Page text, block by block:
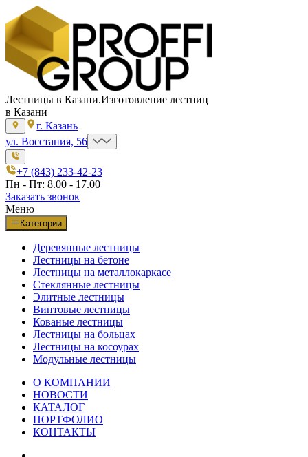
Лестницы в Казани.Изготовление лестниц
в Казани
г. Казань
ул. Восстания, 56
+7 (843) 233-42-23
Пн - Пт: 8.00 - 17.00
Заказать звонок
Меню
Категории
Деревянные лестницы
Лестницы на бетоне
Лестницы на металлокаркасе
Стеклянные лестницы
Элитные лестницы
Винтовые лестницы
Кованые лестницы
Лестницы на больцах
Лестницы на косоурах
Модульные лестницы
О КОМПАНИИ
НОВОСТИ
КАТАЛОГ
ПОРТФОЛИО
КОНТАКТЫ